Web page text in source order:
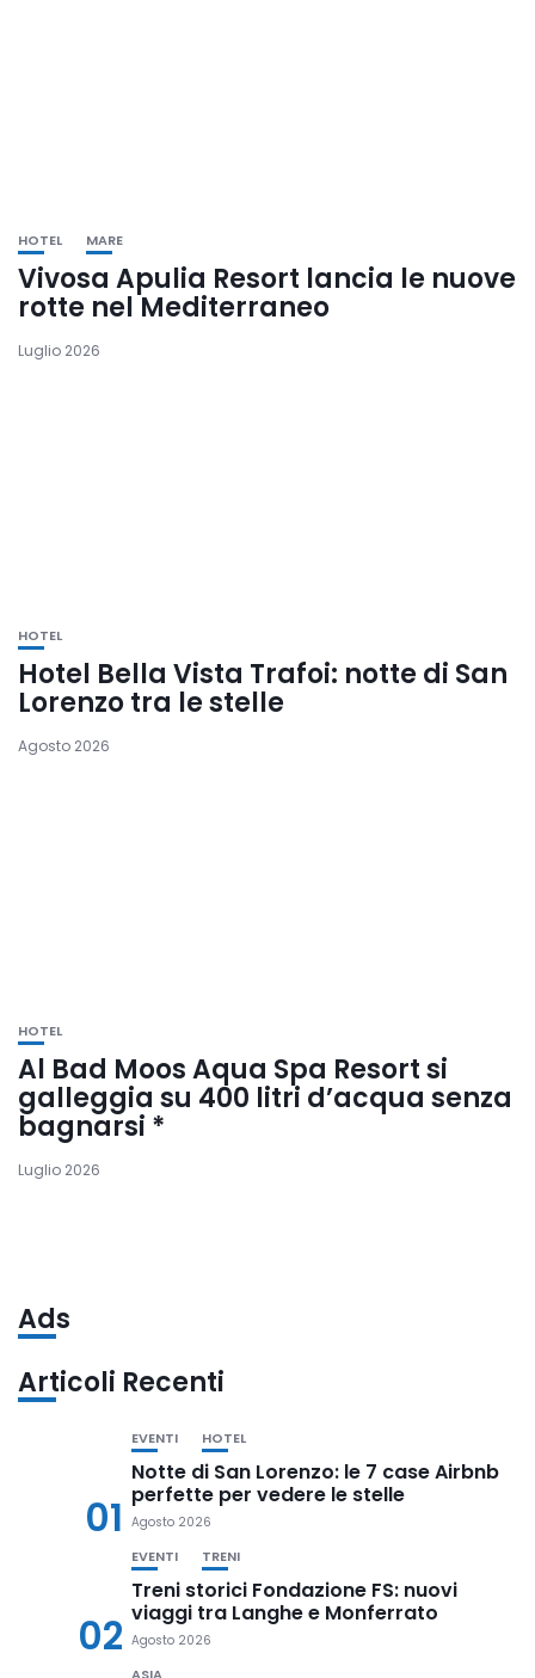
HOTEL MARE
Vivosa Apulia Resort lancia le nuove
rotte nel Mediterraneo
Luglio 2026
HOTEL
Hotel Bella Vista Trafoi: notte di San
Lorenzo tra le stelle
Agosto 2026
HOTEL
Al Bad Moos Aqua Spa Resort si
galleggia su 400 litri d’acqua senza
bagnarsi *
Luglio 2026
Ads
Articoli Recenti
01
EVENTI HOTEL
Notte di San Lorenzo: le 7 case Airbnb
perfette per vedere le stelle
Agosto 2026
02
EVENTI TRENI
Treni storici Fondazione FS: nuovi
viaggi tra Langhe e Monferrato
Agosto 2026
ASIA